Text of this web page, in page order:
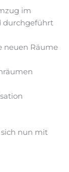
im
durchgeführt
neuen Räume
sich nun mit